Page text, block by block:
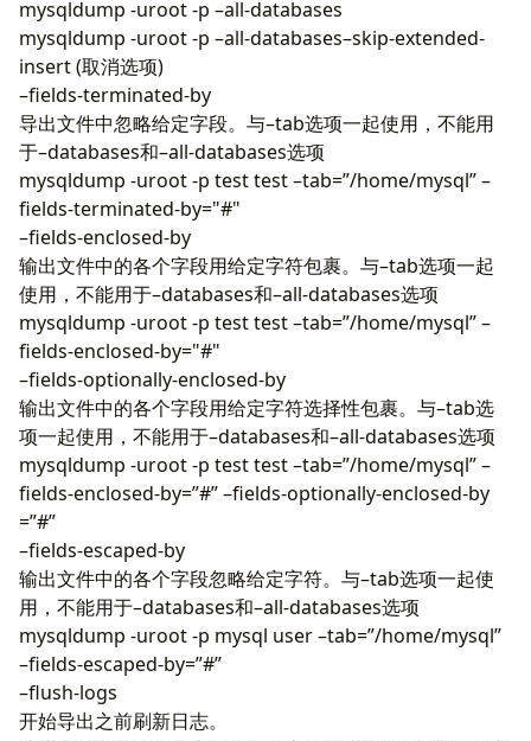
mysqldump -uroot -p –all-databases
mysqldump -uroot -p –all-databases–skip-extended-
insert (取消选项)
–fields-terminated-by
导出文件中忽略给定字段。与–tab选项一起使用，不能用
于–databases和–all-databases选项
mysqldump -uroot -p test test –tab=”/home/mysql” –
fields-terminated-by="#"
–fields-enclosed-by
输出文件中的各个字段用给定字符包裹。与–tab选项一起
使用，不能用于–databases和–all-databases选项
mysqldump -uroot -p test test –tab=”/home/mysql” –
fields-enclosed-by="#"
–fields-optionally-enclosed-by
输出文件中的各个字段用给定字符选择性包裹。与–tab选
项一起使用，不能用于–databases和–all-databases选项
mysqldump -uroot -p test test –tab=”/home/mysql” –
fields-enclosed-by=”#” –fields-optionally-enclosed-by
=”#”
–fields-escaped-by
输出文件中的各个字段忽略给定字符。与–tab选项一起使
用，不能用于–databases和–all-databases选项
mysqldump -uroot -p mysql user –tab=”/home/mysql”
–fields-escaped-by=”#”
–flush-logs
开始导出之前刷新日志。